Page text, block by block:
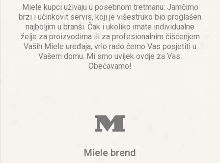
Miele kupci uživaju u posebnom tretmanu: Jamčimo
brzi i učinkovit servis, koji je višestruko bio proglašen
najboljim u branši. Čak i ukoliko imate individualne
želje za proizvodima ili za profesionalnim čišćenjem
Vaših Miele uređaja, vrlo rado ćemo Vas posjetiti u
Vašem domu. Mi smo uvijek ovdje za Vas.
Obećavamo!
Miele brend